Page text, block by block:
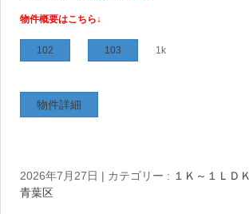
物件概要はこちら↓
102 103 1k
物件詳細
2026年7月27日 | カテゴリー : １Ｋ～１ＬＤＫ
青葉区